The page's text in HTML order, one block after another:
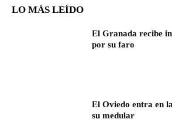
LO MÁS LEÍDO
El Granada recibe
por su faro
El Oviedo entra en
su medular